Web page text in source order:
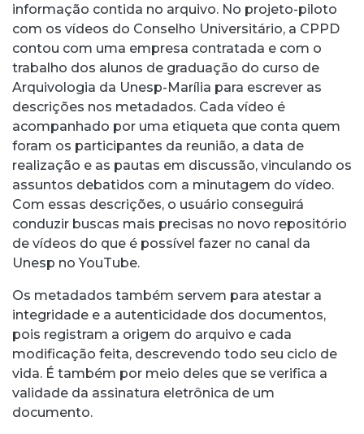
informação contida no arquivo. No projeto-piloto
com os vídeos do Conselho Universitário, a CPPD
contou com uma empresa contratada e com o
trabalho dos alunos de graduação do curso de
Arquivologia da Unesp-Marília para escrever as
descrições nos metadados. Cada vídeo é
acompanhado por uma etiqueta que conta quem
foram os participantes da reunião, a data de
realização e as pautas em discussão, vinculando os
assuntos debatidos com a minutagem do vídeo.
Com essas descrições, o usuário conseguirá
conduzir buscas mais precisas no novo repositório
de vídeos do que é possível fazer no canal da
Unesp no YouTube.
Os metadados também servem para atestar a
integridade e a autenticidade dos documentos,
pois registram a origem do arquivo e cada
modificação feita, descrevendo todo seu ciclo de
vida. É também por meio deles que se verifica a
validade da assinatura eletrônica de um
documento.